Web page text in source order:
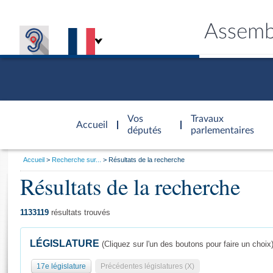
Accueil
d'accueil
Vos
députés
Travaux
parlementaires
Général
Vous
Accueil Recherche sur... Résultats de la recherche
Résultats de la recherche
1133119 résultats trouvés
LÉGISLATURE (Cliquez sur l'un des boutons pour faire un choix)
17e législature Précédentes législatures (X)